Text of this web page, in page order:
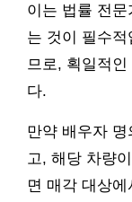
이는 법률 전
는 것이 필수
므로, 획일적인
다.
만약 배우자
고, 해당 차량
면 매각 대상